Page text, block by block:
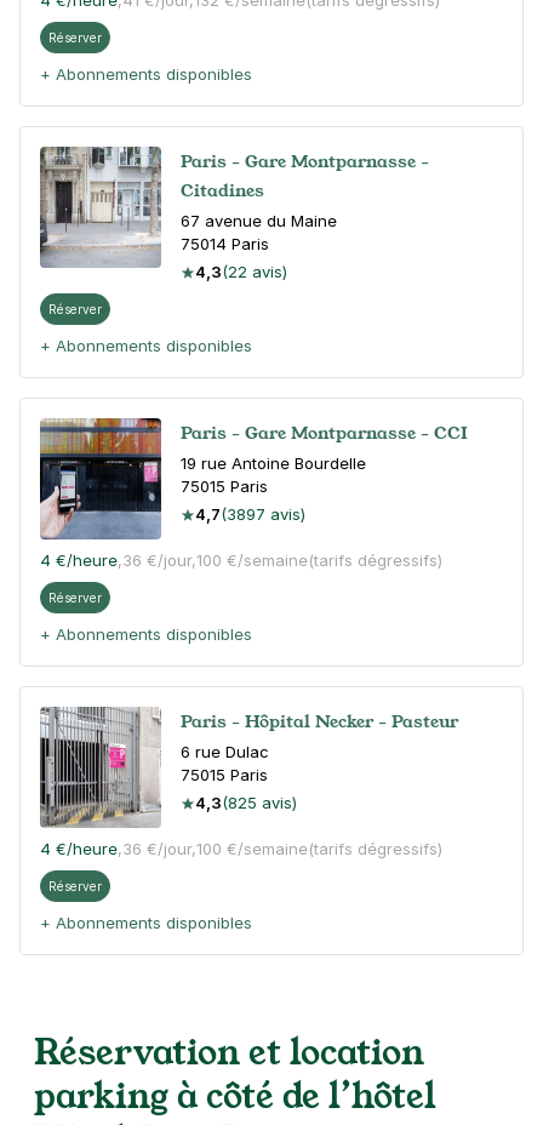
Réserver
+ Abonnements disponibles
Paris - Gare Montparnasse -
Citadines
67 avenue du Maine
75014 Paris
4,3(22 avis)
Réserver
+ Abonnements disponibles
Paris - Gare Montparnasse - CCI
19 rue Antoine Bourdelle
75015 Paris
4,7(3897 avis)
4 €/heure,36 €/jour,100 €/semaine(tarifs dégressifs)
Réserver
+ Abonnements disponibles
Paris - Hôpital Necker - Pasteur
6 rue Dulac
75015 Paris
4,3(825 avis)
4 €/heure,36 €/jour,100 €/semaine(tarifs dégressifs)
Réserver
+ Abonnements disponibles
Mercure
38 rue du Commandant René Mouchotte
75014Paris
Réservation et location
parking à côté de l’hôtel